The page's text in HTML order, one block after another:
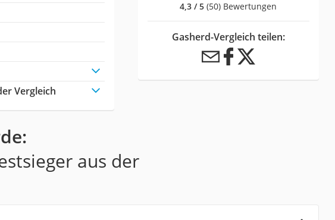
Vergleich
4,3 / 5 (50) Bewertungen
Gasherd-Vergleich teilen:
aus der